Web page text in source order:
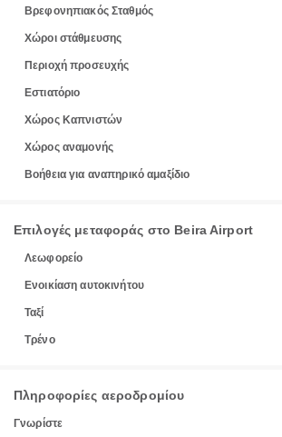
Βρεφονηπιακός Σταθμός
Χώροι στάθμευσης
Περιοχή προσευχής
Εστιατόριο
Χώρος Καπνιστών
Χώρος αναμονής
Βοήθεια για αναπηρικό αμαξίδιο
Επιλογές μεταφοράς στο Beira Airport
Λεωφορείο
Ενοικίαση αυτοκινήτου
Ταξί
Τρένο
Πληροφορίες αεροδρομίου
Γνωρίστε